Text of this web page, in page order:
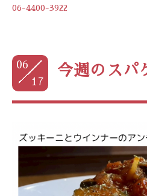
06-4400-3922
06
17
今週のスパ